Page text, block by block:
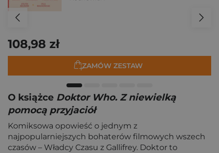
108,98 zł
ZAMÓW ZESTAW
O książce Doktor Who. Z niewielką
pomocą przyjaciół
Komiksowa opowieść o jednym z
najpopularniejszych bohaterów filmowych wszech
czasów – Władcy Czasu z Gallifrey. Doktor to